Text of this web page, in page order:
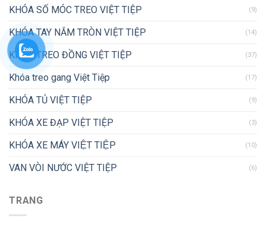
KHÓA SỐ MÓC TREO VIỆT TIỆP (9)
KHÓA TAY NẮM TRÒN VIỆT TIỆP (14)
KHÓA TREO ĐỒNG VIỆT TIỆP (37)
Khóa treo gang Việt Tiệp (17)
KHÓA TỦ VIỆT TIỆP (9)
KHÓA XE ĐẠP VIỆT TIỆP (3)
KHÓA XE MÁY VIỆT TIỆP (10)
VAN VÒI NƯỚC VIỆT TIỆP (6)
TRANG